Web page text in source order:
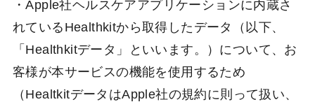
・Apple社ヘルスケアアプリケーションに内蔵さ
れているHealthkitから取得したデータ（以下、
「Healthkitデータ」といいます。）について、お
客様が本サービスの機能を使用するため
（HealtkitデータはApple社の規約に則って扱い、